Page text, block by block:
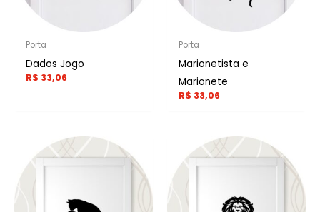
Porta
Dados Jogo
R$ 33,06
Porta
Marionetista e
Marionete
R$ 33,06